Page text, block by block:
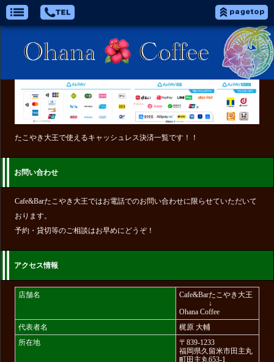
たこやき大王で使えるキャッシュレス決済一覧です！！
お問い合わせ
Cafe&Barたこやき大王ではお電話でのお問い合わせに限らせていただいて
おります。
予約・貸切等のご相談はお早めにどうぞ！
アクセス情報
店舗名
Cafe&Barたこやき大王
↓
Ohana Coffee
代表者名
梶原 大輔
所在地
〒839-1233
福岡県久留米市田主丸
町田主丸653-1